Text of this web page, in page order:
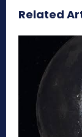
Related